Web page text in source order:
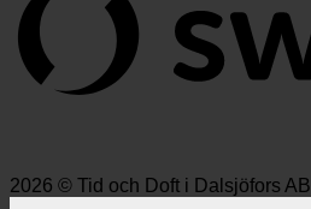
2026 © Tid och Doft i Dalsjöfors AB